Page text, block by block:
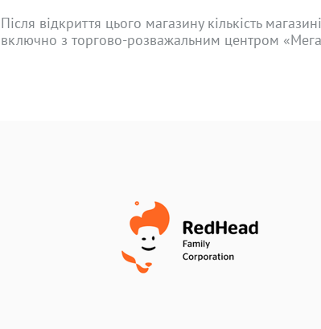
Після відкриття цього магазину кількість
включно з торгово-розважальним центром